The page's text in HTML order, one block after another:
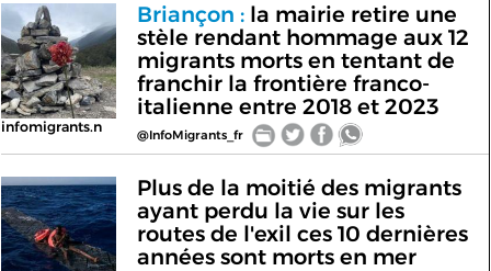
infomigrants.n
Briançon :la mairie retire une
stèle rendant hommage aux 12
migrants morts en tentant de
franchir la frontière franco-
italienne entre 2018 et 2023
@InfoMigrants_fr
Plus de la moitié des migrants
ayant perdu la vie sur les
routes de l'exil ces 10 dernières
années sont morts en mer